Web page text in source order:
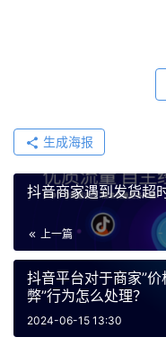
生成海报
抖音商家遇到发货超
上一篇
抖音平台对于商家”
弊”行为怎么处理？
2024-06-15 13:30